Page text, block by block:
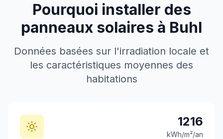
Pourquoi installer des
panneaux solaires à Buhl
Données basées sur l'irradiation locale et
les caractéristiques moyennes des
habitations
1216
kWh/m²/an